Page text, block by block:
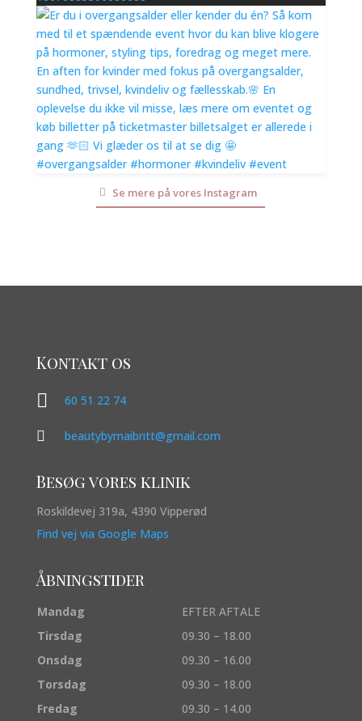
Se mere på vores Instagram
Kontakt os
 60 51 22 74
 beautybymaibritt@gmail.com
Besøg vores klinik
Roskildevej 319a, 4390 Vipperød
Find vej via Google Maps
Åbningstider
Mandag
EFTER AFTALE
Tirsdag
09.30 – 18.00
Onsdag
09.30 – 16.00
Torsdag
09.30 – 18.00
Fredag
09.30 – 14.00